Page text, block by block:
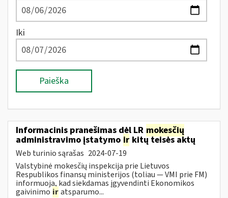
Iki
Paieška
Informacinis pranešimas dėl LR mokesčių
administravimo įstatymo ir kitų teisės aktų
Web turinio sąrašas 2024-07-19
Valstybinė mokesčių inspekcija prie Lietuvos
Respublikos finansų ministerijos (toliau — VMI prie FM)
informuoja, kad siekdamas įgyvendinti Ekonomikos
gaivinimo iratsparumo...